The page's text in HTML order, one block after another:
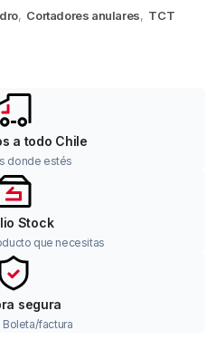
, Cortadores anulares, TCT
a todo Chile
donde estés
Stock
que necesitas
segura
Boleta/factura